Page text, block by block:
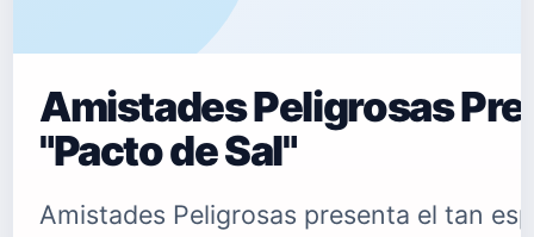
Amistades Peligrosas
"Pacto de Sal"
Amistades Peligrosas presenta el tan